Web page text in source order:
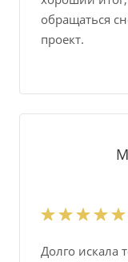
обращаться
проект.
Долго искала